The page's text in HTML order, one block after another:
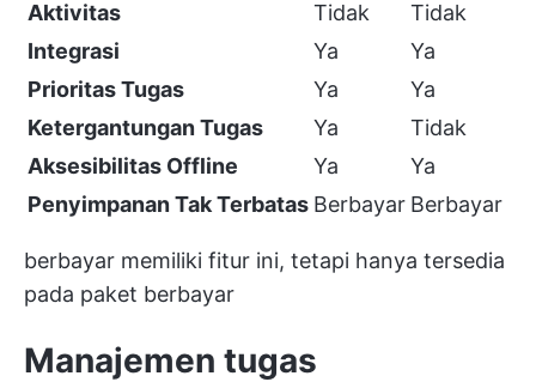
Aktivitas Tidak
Tidak
Integrasi
Ya
Ya
Prioritas Tugas
Ya
Ya
Ketergantungan Tugas
Ya
Tidak
Aksesibilitas Offline
Ya
Ya
Penyimpanan Tak Terbatas Berbayar Berbayar
berbayar memiliki fitur ini, tetapi hanya tersedia
pada paket berbayar
Manajemen tugas